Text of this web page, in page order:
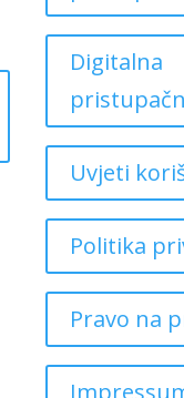
Digitalna
Uvjeti
Politika
Pravo na